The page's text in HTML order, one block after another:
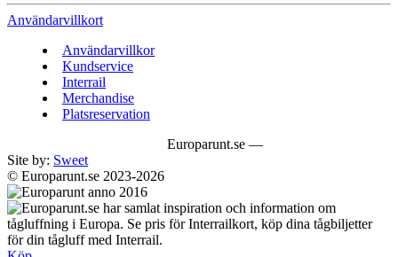
Användarvillkort
Användarvillkor
Kundservice
Interrail
Merchandise
Platsreservation
Europarunt.se —
Site by: Sweet
© Europarunt.se 2023-2026